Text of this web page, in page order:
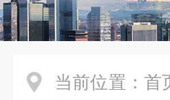
当前位置： 首